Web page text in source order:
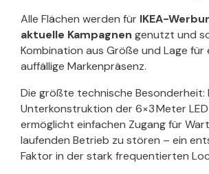
Alle Flächen werden für IKEA-
aktuelle Kampagnen genutzt und
Kombination aus Größe und Lage für
auffällige Markenpräsenz.
Die größte technische Besonderheit:
Unterkonstruktion der 6×3 Meter
ermöglicht einfachen Zugang für
laufenden Betrieb zu stören – ein
Faktor in der stark frequentierten